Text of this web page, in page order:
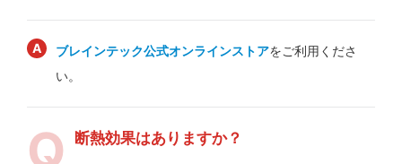
ブレインテック公式オンラインストアをご利用くださ
い。
断熱効果はありますか？